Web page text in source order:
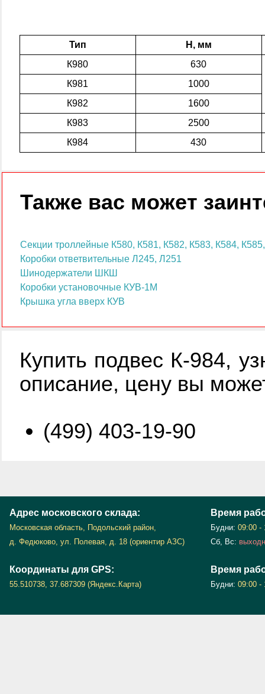
Тип
Н, мм
К980
630
К981
1000
К982
1600
К983
2500
К984
430
Также вас может
Секции троллейные К580, К581, К582, К583, К584,
Коробки ответвительные Л245, Л251
Шинодержатели ШКШ
Коробки установочные КУВ-1М
Крышка угла вверх КУВ
Купить подвес К-984,
описание, цену вы
(499) 403-19-90
Адрес московского склада:
Московская область, Подольский район,
д. Федюково, ул. Полевая, д. 18 (ориентир АЗС)
Координаты для GPS:
55.510738, 37.687309 (Яндекс.Карта)
Время
Будни: 09:00 -
Сб, Вс:
Время
Будни: 09:00